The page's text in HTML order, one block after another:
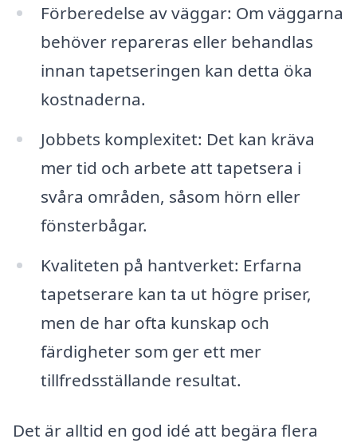
Förberedelse av väggar: Om väggarna
behöver repareras eller behandlas
innan tapetseringen kan detta öka
kostnaderna.
Jobbets komplexitet: Det kan kräva
mer tid och arbete att tapetsera i
svåra områden, såsom hörn eller
fönsterbågar.
Kvaliteten på hantverket: Erfarna
tapetserare kan ta ut högre priser,
men de har ofta kunskap och
färdigheter som ger ett mer
tillfredsställande resultat.
Det är alltid en god idé att begära flera